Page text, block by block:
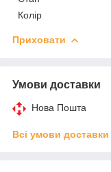
Колір
Приховати
Умови доставки
Нова Пошта
Всі умови доставки